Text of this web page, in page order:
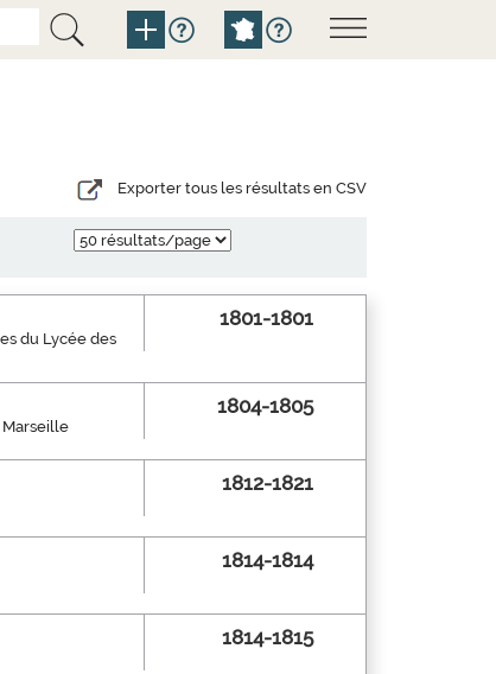
Exporter tous les résultats en CSV
du Lycée des
1801-1801
1804-1805
1812-1821
1814-1814
1814-1815